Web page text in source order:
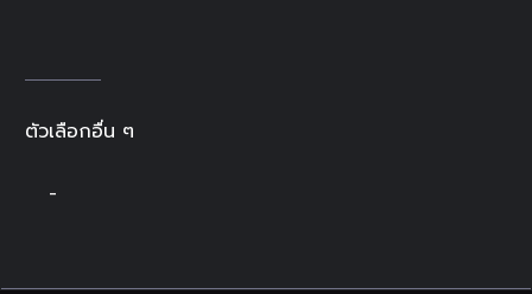
ตัวเลือกอื่น ๆ
-